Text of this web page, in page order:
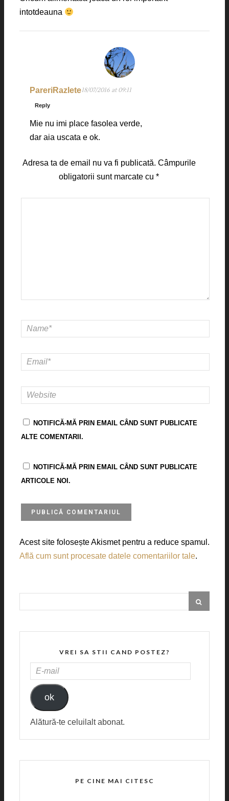
intotdeauna
PareriRazlete18/07/2016 at 09:11
Reply
Mie nu imi place fasolea verde,
dar aia uscata e ok.
Adresa ta de email nu va fi publicată. Câmpurile
obligatorii sunt marcate cu*
NOTIFICĂ-MĂ PRIN EMAIL CÂND SUNT PUBLICATE
ALTE COMENTARII.
NOTIFICĂ-MĂ PRIN EMAIL CÂND SUNT PUBLICATE
ARTICOLE NOI.
Acest site folosește Akismet pentru a reduce spamul.
Află cum sunt procesate datele comentariilor tale.
VREI SA STII CAND POSTEZ?
MAIL
ok
Alătură-te celuilalt abonat.
PE CINE MAI CITESC